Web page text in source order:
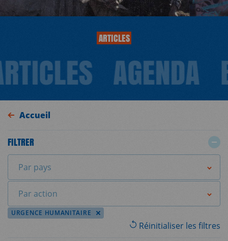
ARTICLES
AGENDA
Accueil
FILTRER
Par pays
Par action
URGENCE HUMANITAIRE
Réinitialiser les filtres